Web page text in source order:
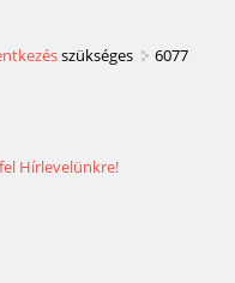
szükséges
6077
Hírlevelünkre!